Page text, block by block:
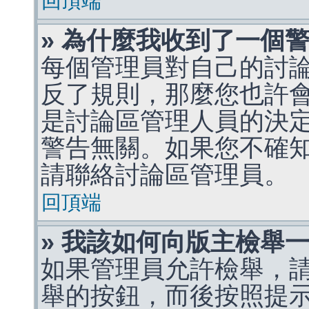
» 為什麼我收到了一個
每個管理員對自己的討
反了規則，那麼您也許
是討論區管理人員的決
警告無關。如果您不確
請聯絡討論區管理員。
回頂端
» 我該如何向版主檢舉
如果管理員允許檢舉，
舉的按鈕，而後按照提